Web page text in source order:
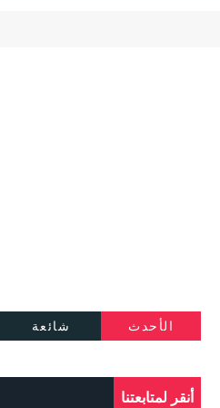
الأحدث شائعة
أنقر لمتابعتنا